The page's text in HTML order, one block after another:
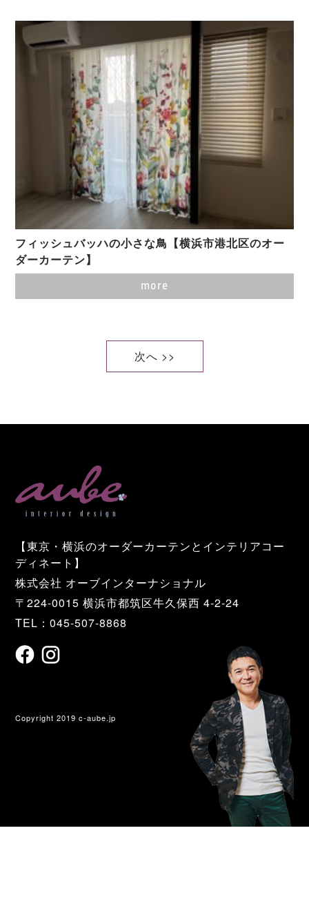
フィッシュバッハの小さな鳥【横浜市港北区のオー
ダーカーテン】
more
次へ >>
【東京・横浜のオーダーカーテンとインテリアコー
ディネート】
株式会社 オーブインターナショナル
〒224-0015 横浜市都筑区牛久保西 4-2-24
TEL：045-507-8868
Copyright 2019 c-aube.jp